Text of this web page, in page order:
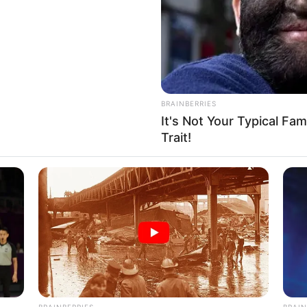
parë Ipsuiç udhëtonte në transfertë ndaj Brentfordit. Sfida
që në pjesën e parë. Gjithsesi, kjo gjë nuk i pengoi tifozët
Umw1B6brp0
2019
madje duke u dëgjuar edhe më shumë se tifozët vendas.
të çmendur të Ipsuiçit.
BRAINBERRIES
It's Not Your Typical
Trait!